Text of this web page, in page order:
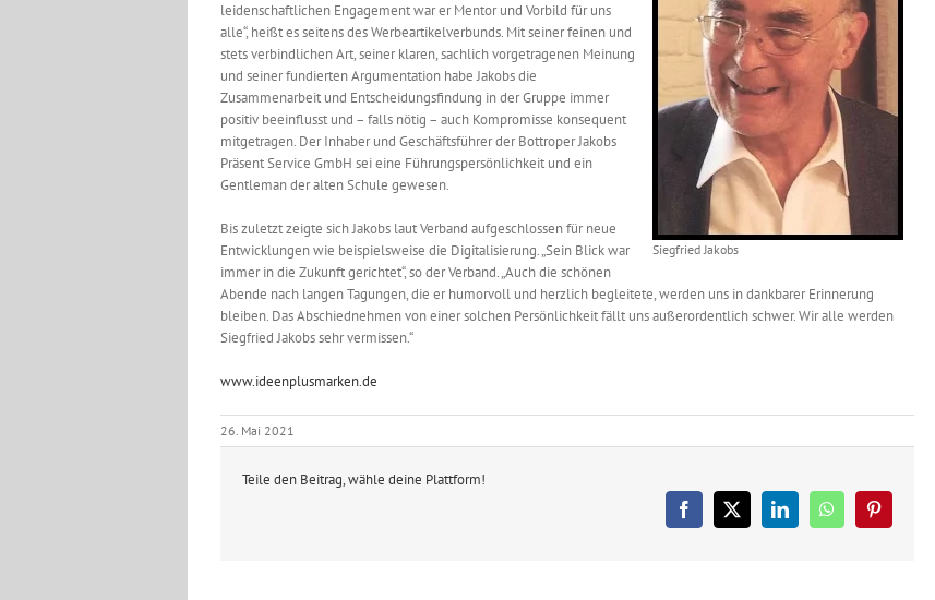
Siegfried Jakobs
leidenschaftlichen Engagement war er Mentor und Vorbild für uns
alle“, heißt es seitens des Werbeartikelverbunds. Mit seiner feinen und
stets verbindlichen Art, seiner klaren, sachlich vorgetragenen Meinung
und seiner fundierten Argumentation habe Jakobs die
Zusammenarbeit und Entscheidungsfindung in der Gruppe immer
positiv beeinflusst und – falls nötig – auch Kompromisse konsequent
mitgetragen. Der Inhaber und Geschäftsführer der Bottroper Jakobs
Präsent Service GmbH sei eine Führungspersönlichkeit und ein
Gentleman der alten Schule gewesen.
Bis zuletzt zeigte sich Jakobs laut Verband aufgeschlossen für neue
Entwicklungen wie beispielsweise die Digitalisierung. „Sein Blick war
immer in die Zukunft gerichtet“, so der Verband. „Auch die schönen
Abende nach langen Tagungen, die er humorvoll und herzlich begleitete, werden uns in dankbarer Erinnerung
bleiben. Das Abschiednehmen von einer solchen Persönlichkeit fällt uns außerordentlich schwer. Wir alle werden
Siegfried Jakobs sehr vermissen.“
www.ideenplusmarken.de
26. Mai 2021
Teile den Beitrag, wähle deine Plattform!
Facebook
X LinkedInWhatsAppPinterest